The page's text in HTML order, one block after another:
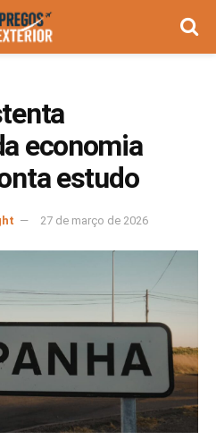
economia
estudo
27 de março de 2026